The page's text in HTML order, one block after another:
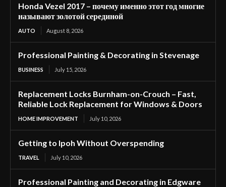
Honda Vezel 2017 – почему именно этот год многие
называют золотой серединой
AUTO August 8, 2026
Professional Painting & Decorating in Stevenage
BUSINESS July 15, 2026
Replacement Locks Burnham-on-Crouch – Fast,
Reliable Lock Replacement for Windows & Doors
HOME IMPROVEMENT July 10, 2026
Getting to Ipoh Without Overspending
TRAVEL July 10, 2026
Professional Painting and Decorating in Edgware